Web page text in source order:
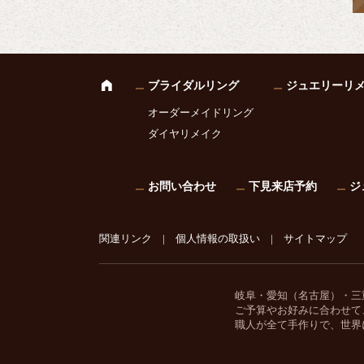
ブライダルリング
オーダーメイドリング
ダイヤリメイク
ジュエリーリ
お問い合わせ 下見来店予約 ジ
関連リンク | 個人情報の取扱い | サイトマップ
岐阜・愛知（名古屋）・
ご予算やお好みに合わせ
職人が全て手作りで、世